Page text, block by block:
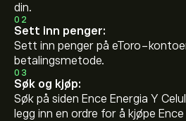
din.
02
Sett inn penger:
Sett inn penger på eToro-
betalingsmetode.
03
Søk og kjøp:
Søk på siden Ence Energia Y
legg inn en ordre for å kjøpe